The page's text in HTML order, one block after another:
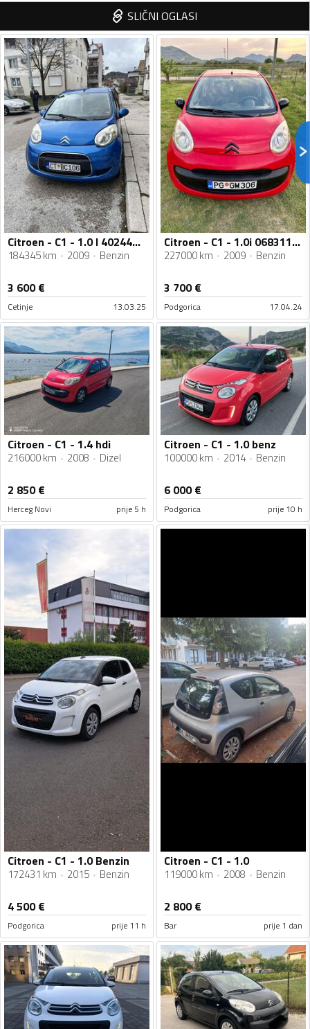
SLIČNI OGLASI
Citroen - C1 - 1.0 l 402441823
184345 km 2009 Benzin
3 600€
Cetinje 13.03.25
Citroen - C1 - 1.0i 068311322
227000 km 2009 Benzin
3 700€
Podgorica 17.04.24
Citroen - C1 - 1.4 hdi
216000 km 2008 Dizel
2 850€
Herceg Novi prije 5 h
Citroen - C1 - 1.0 benz
100000 km 2014 Benzin
6 000€
Podgorica prije 10 h
Citroen - C1 - 1.0 Benzin
172431 km 2015 Benzin
4 500€
Podgorica prije 11 h
Citroen - C1 - 1.0
119000 km 2008 Benzin
2 800€
Bar prije 1 dan